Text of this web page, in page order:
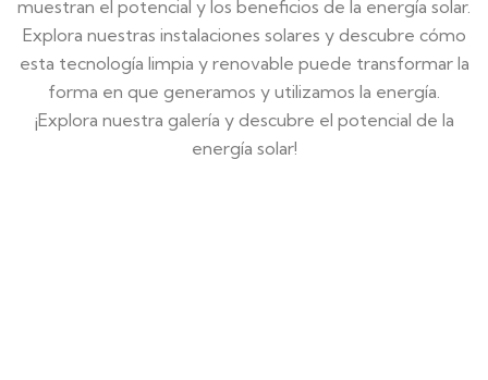
muestran el potencial y los beneficios de la energía solar.
Explora nuestras instalaciones solares y descubre cómo
esta tecnología limpia y renovable puede transformar la
forma en que generamos y utilizamos la energía.
¡Explora nuestra galería y descubre el potencial de la
energía solar!